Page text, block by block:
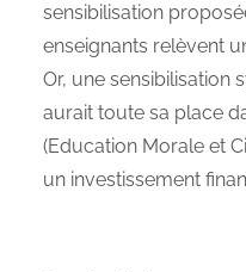
sensibilisation
enseignants relèvent
Or, une sensibilisation
aurait toute sa place
(Education Morale et
un investissement